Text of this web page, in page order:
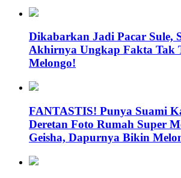
Dikabarkan Jadi Pacar Sule,
Akhirnya Ungkap Fakta Tak
Melongo!
FANTASTIS! Punya Suami
Deretan Foto Rumah Super
Geisha, Dapurnya Bikin